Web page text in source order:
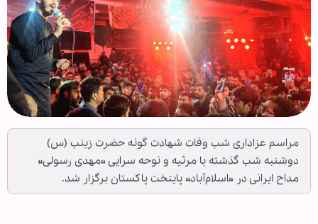
مراسم عزاداری شب وفات شهادت گونه حضرت زینب (س)
دوشنبه شب گذشته با مرثیه و نوحه سرایی «مهدی رسولی»
مداح ایرانی در «اسلام‌آباد» پایتخت پاکستان برگزار شد.